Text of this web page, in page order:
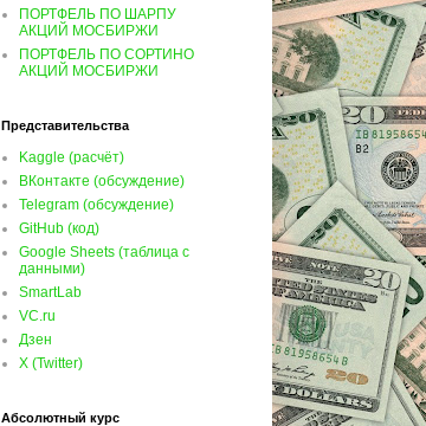
ПОРТФЕЛЬ ПО ШАРПУ
АКЦИЙ МОСБИРЖИ
ПОРТФЕЛЬ ПО СОРТИНО
АКЦИЙ МОСБИРЖИ
Представительства
Kaggle (расчёт)
ВКонтакте (обсуждение)
Telegram (обсуждение)
GitHub (код)
Google Sheets (таблица с
данными)
SmartLab
VC.ru
Дзен
X (Twitter)
Абсолютный курс